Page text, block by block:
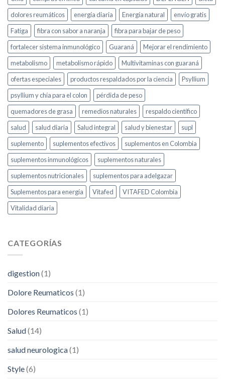
dolores reumáticos
energía diaria Energía natural
envío gratis
Fatiga
fibra con sabor a naranja
fibra para bajar de peso
fortalecer sistema inmunológico
Guaraná
Mejorar el rendimiento
metabolismo
metabolismo rápido
Multivitaminas con guaraná
ofertas especiales
productos respaldados por la ciencia
Psyllium
psyllium y chía para el colon
pérdida de peso
quemadores de grasa
remedios naturales
respaldo científico
salud
salud diaria Salud integral salud y bienestar
supl
suplemento
suplementos efectivos
suplementos en Colombia
suplementos inmunológicos
suplementos naturales
suplementos nutricionales
suplementos para adelgazar
Suplementos para energía
Vitafed
VITAFED Colombia
Vitalidad diaria
CATEGORÍAS
digestion(1)
Dolore Reumaticos (1)
Dolores Reumaticos (1)
Salud(14)
salud neurologica(1)
Style(6)